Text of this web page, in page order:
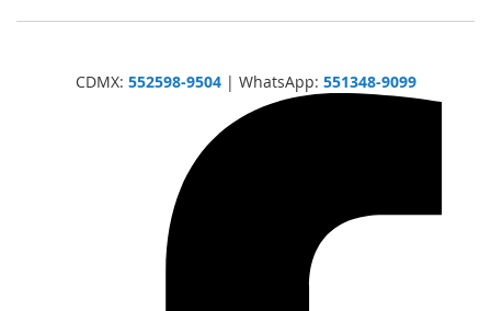
CDMX: 552598-9504| WhatsApp: 551348-9099